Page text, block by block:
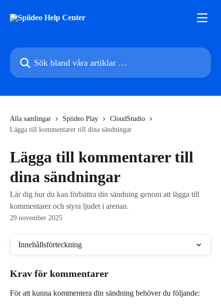
Sök bland våra artiklar …
Alla samlingar Spiideo Play
CloudStudio
Lägga till kommentarer till dina sändningar
Lägga till kommentarer till
dina sändningar
Lär dig hur du kan förbättra din sändning genom att lägga till
kommentarer och styra ljudet i arenan.
29 november 2025
Innehållsförteckning
Krav för kommentarer
För att kunna kommentera din sändning behöver du följande: